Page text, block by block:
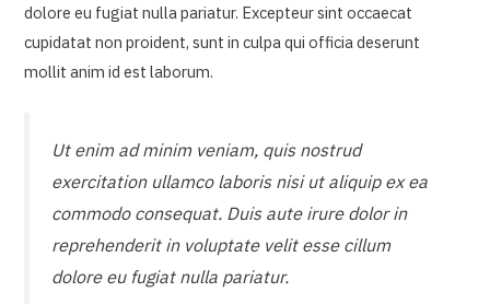
dolore eu fugiat nulla pariatur. Excepteur sint occaecat
cupidatat non proident, sunt in culpa qui officia deserunt
mollit anim id est laborum.
Ut enim ad minim veniam, quis nostrud
exercitation ullamco laboris nisi ut aliquip ex ea
commodo consequat. Duis aute irure dolor in
reprehenderit in voluptate velit esse cillum
dolore eu fugiat nulla pariatur.